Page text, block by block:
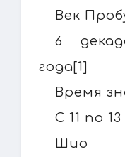
Век
6
года[1]
Время
С 11 по
Шио